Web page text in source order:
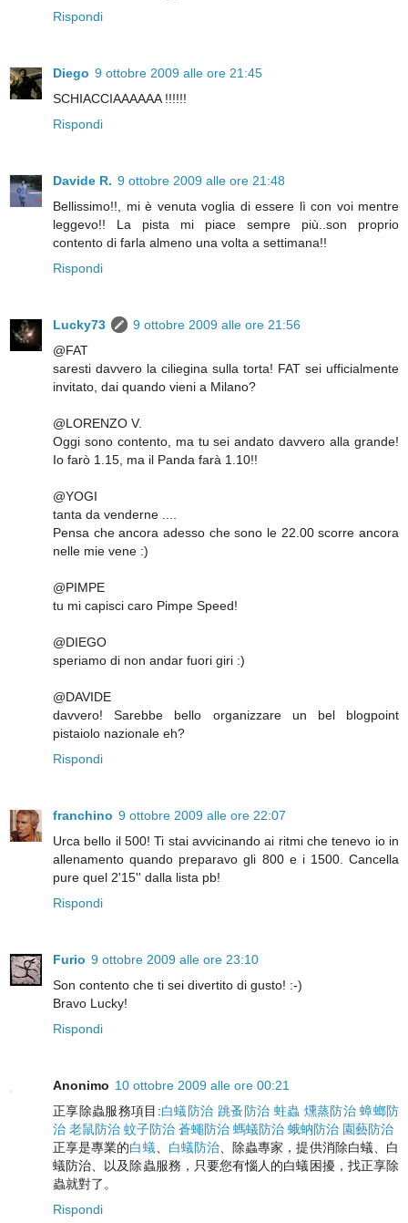
Rispondi
Diego 9 ottobre 2009 alle ore 21:45
SCHIACCIAAAAAA !!!!!!
Rispondi
Davide R. 9 ottobre 2009 alle ore 21:48
Bellissimo!!, mi è venuta voglia di essere lì con voi mentre
leggevo!! La pista mi piace sempre più..son proprio
contento di farla almeno una volta a settimana!!
Rispondi
Lucky73
9 ottobre 2009 alle ore 21:56
@FAT
saresti davvero la ciliegina sulla torta! FAT sei ufficialmente
invitato, dai quando vieni a Milano?
@LORENZO V.
Oggi sono contento, ma tu sei andato davvero alla grande!
Io farò 1.15, ma il Panda farà 1.10!!
@YOGI
tanta da venderne ....
Pensa che ancora adesso che sono le 22.00 scorre ancora
nelle mie vene :)
@PIMPE
tu mi capisci caro Pimpe Speed!
@DIEGO
speriamo di non andar fuori giri :)
@DAVIDE
davvero! Sarebbe bello organizzare un bel blogpoint
pistaiolo nazionale eh?
Rispondi
franchino 9 ottobre 2009 alle ore 22:07
Urca bello il 500! Ti stai avvicinando ai ritmi che tenevo io in
allenamento quando preparavo gli 800 e i 1500. Cancella
pure quel 2'15'' dalla lista pb!
Rispondi
Furio 9 ottobre 2009 alle ore 23:10
Son contento che ti sei divertito di gusto! :-)
Bravo Lucky!
Rispondi
Anonimo 10 ottobre 2009 alle ore 00:21
正享除蟲服務項目:白蟻防治 跳蚤防治 蛀蟲 燻蒸防治 蟑螂防
治 老鼠防治 蚊子防治 蒼蠅防治 螞蟻防治 蛾蚋防治 園藝防治
正享是專業的白蟻 白蟻防治 、除蟲專家，提供消除白蟻、白
蟻防治、以及除蟲服務，只要您有惱人的白蟻困擾，找正享除
蟲就對了。
Rispondi